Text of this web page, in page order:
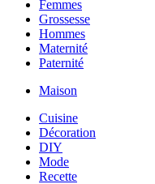
Femmes
Grossesse
Hommes
Maternité
Paternité
Maison
Cuisine
Décoration
DIY
Mode
Recette